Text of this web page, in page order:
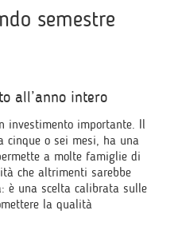
semestre
all’anno intero
investimento importante. Il
cinque o sei mesi, ha una
a molte famiglie di
che altrimenti sarebbe
è una scelta calibrata sulle
la qualità